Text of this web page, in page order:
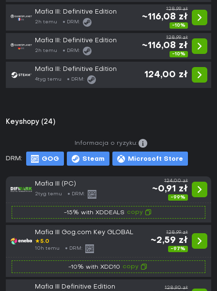
Mafia III: Definitive Edition
2h temu DRM:
128,99 zł
~116,08 zł
-10%
Mafia III: Definitive Edition
2h temu DRM:
128,99 zł
~116,08 zł
-10%
Mafia III: Definitive Edition
4tyg temu DRM:
124,00 zł
Keyshopy (24)
DRM: GOG Steam Microsoft Store
Informacja o ryzyku:
Mafia III (PC)
2tyg temu DRM:
124,00 zł
~0,91 zł
-99%
-15% with XDDEALS copy
Mafia III Gog.com Key GLOBAL
★5.0
10h temu DRM:
128,99 zł
~2,59 zł
-97%
-10% with XDD10 copy
Mafia III Definitive Edition
128,90 zł